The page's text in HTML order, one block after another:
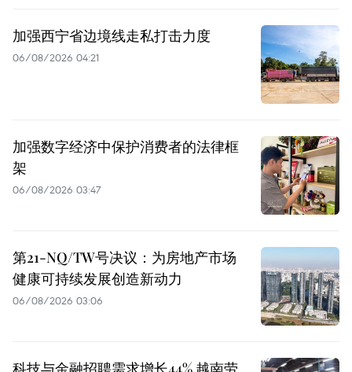
加强西宁省边境线走私打击力度
06/08/2026 04:21
加强数字经济中保护消费者的法律框
架
06/08/2026 03:47
第21-NQ/TW号决议：为房地产市场
健康可持续发展创造新动力
06/08/2026 03:06
科技与金融招聘需求增长44% 越南劳